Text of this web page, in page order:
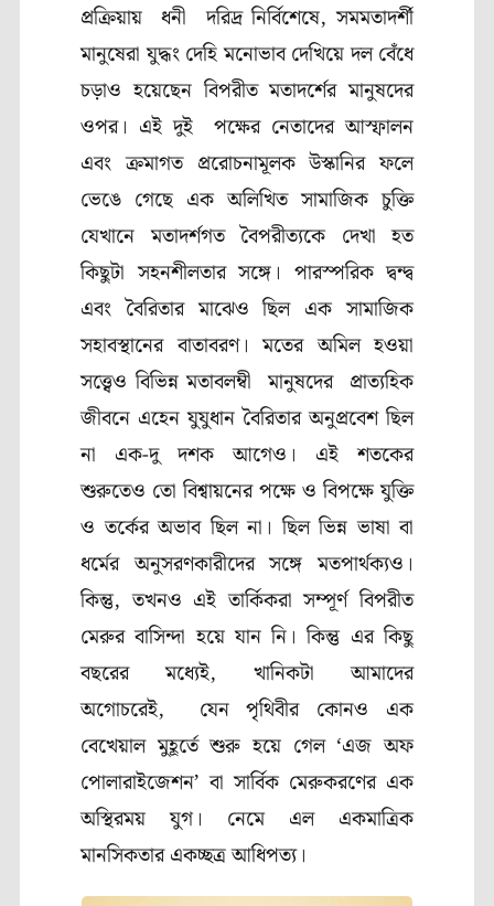
প্রক্রিয়ায় ধনী দরিদ্র নির্বিশেষে, সমমতাদর্শী
মানুষেরা যুদ্ধং দেহি মনোভাব দেখিয়ে দল বেঁধে
চড়াও হয়েছেন বিপরীত মতাদর্শের মানুষদের
ওপর। এই দুই পক্ষের নেতাদের আস্ফালন
এবং ক্রমাগত প্ররোচনামূলক উস্কানির ফলে
ভেঙে গেছে এক অলিখিত সামাজিক চুক্তি
যেখানে মতাদর্শগত বৈপরীত্যকে দেখা হত
কিছুটা সহনশীলতার সঙ্গে। পারস্পরিক দ্বন্দ্ব
এবং বৈরিতার মাঝেও ছিল এক সামাজিক
সহাবস্থানের বাতাবরণ। মতের অমিল হওয়া
সত্ত্বেও বিভিন্ন মতাবলম্বী মানুষদের প্রাত্যহিক
জীবনে এহেন যুযুধান বৈরিতার অনুপ্রবেশ ছিল
না এক-দু দশক আগেও। এই শতকের
শুরুতেও তো বিশ্বায়নের পক্ষে ও বিপক্ষে যুক্তি
ও তর্কের অভাব ছিল না। ছিল ভিন্ন ভাষা বা
ধর্মের অনুসরণকারীদের সঙ্গে মতপার্থক্যও।
কিন্তু, তখনও এই তার্কিকরা সম্পূর্ণ বিপরীত
মেরুর বাসিন্দা হয়ে যান নি। কিন্তু এর কিছু
বছরের মধ্যেই, খানিকটা আমাদের
অগোচরেই, যেন পৃথিবীর কোনও এক
বেখেয়াল মুহূর্তে শুরু হয়ে গেল ‘এজ অফ
পোলারাইজেশন’ বা সার্বিক মেরুকরণের এক
অস্থিরময় যুগ। নেমে এল একমাত্রিক
মানসিকতার একচ্ছত্র আধিপত্য।